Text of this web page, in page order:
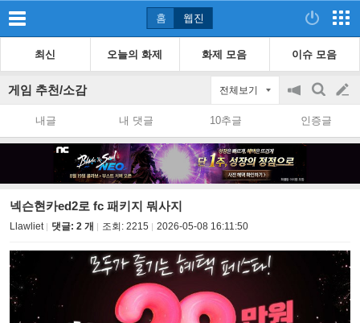
홈 웹진
최신 오늘의 화제 화제 모음 이슈 모음
게임 추천/소감 전체보기
공
on/off
검
색
글
쓰
내글 내 댓글 10추글 인증글
넥슨현카ed2로 fc 패키지 뭐사지
Llawliet 댓글: 2 개 조회: 2215 2026-05-08 16:11:50